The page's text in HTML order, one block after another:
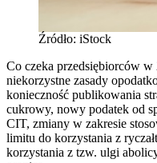
Źródło: iStock
Co czeka przedsiębiorców
niekorzystne zasady
konieczność publikowania
cukrowy, nowy podatek od
CIT, zmiany w zakresie
limitu do korzystania z
korzystania z tzw. ulgi